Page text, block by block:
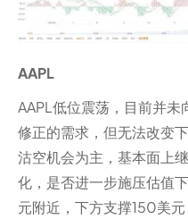
AAPL
AAPL低位震荡，目前并
修正的需求，但无法改变
沽空机会为主，基本面上
化，是否进一步施压估值
元附近，下方支撑150美元